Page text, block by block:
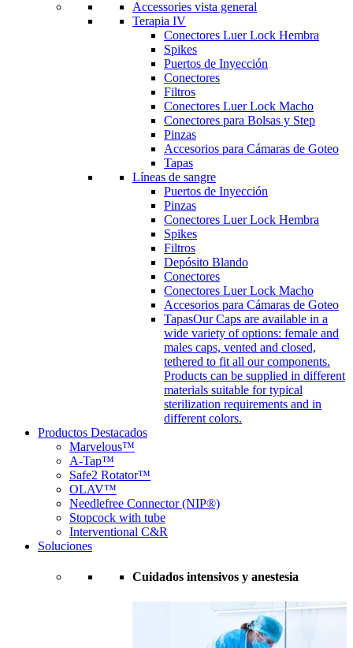
Accessories vista general
Terapia IV
Conectores Luer Lock Hembra
Spikes
Puertos de Inyección
Conectores
Filtros
Conectores Luer Lock Macho
Conectores para Bolsas y Step
Pinzas
Accesorios para Cámaras de Goteo
Tapas
Líneas de sangre
Puertos de Inyección
Pinzas
Conectores Luer Lock Hembra
Spikes
Filtros
Depósito Blando
Conectores
Conectores Luer Lock Macho
Accesorios para Cámaras de Goteo
TapasOur Caps are available in a
wide variety of options: female and
males caps, vented and closed,
tethered to fit all our components.
Products can be supplied in different
materials suitable for typical
sterilization requirements and in
different colors.
Productos Destacados
Marvelous™
A-Tap™
Safe2 Rotator™
OLAV™
Needlefree Connector (NIP®)
Stopcock with tube
Interventional C&R
Soluciones
Cuidados intensivos y anestesia